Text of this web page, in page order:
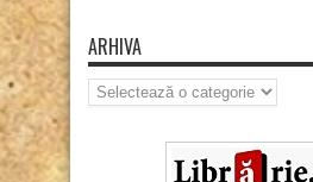
ARHIVA
Arhiva